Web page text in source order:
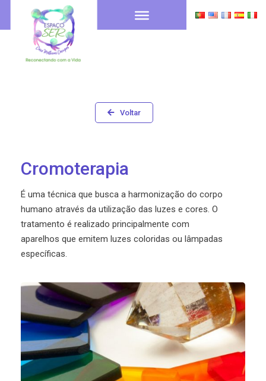
Voltar
Cromoterapia
É uma técnica que busca a harmonização do corpo
humano através da utilização das luzes e cores. O
tratamento é realizado principalmente com
aparelhos que emitem luzes coloridas ou lâmpadas
específicas.